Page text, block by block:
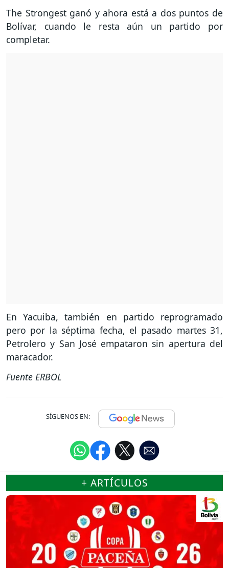
The Strongest ganó y ahora está a dos puntos de
Bolívar, cuando le resta aún un partido por
completar.
En Yacuiba, también en partido reprogramado
pero por la séptima fecha, el pasado martes 31,
Petrolero y San José empataron sin apertura del
maracador.
Fuente ERBOL
SÍGUENOS EN:
+ ARTÍCULOS